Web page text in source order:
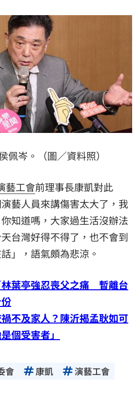
岑。（圖／資料照）
藝工會前理事長康凱對此
藝人員來講傷害太大了，我
知道嗎，大家過生活沒辦法
台灣好得不得了，也不會到
」，語氣頗為悲涼。
葉亭強忍喪父之痛 暫離台
不及家人？陳沂揭孟耿如可
個受害者」
會 康凱 演藝工會